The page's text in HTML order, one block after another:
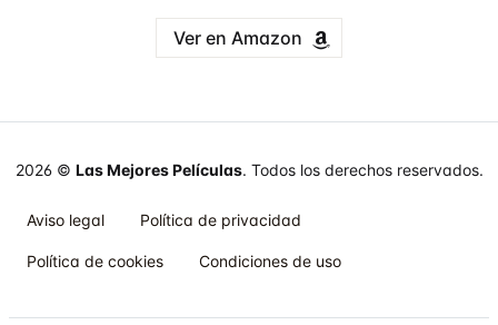
Ver en Amazon
2026 © Las Mejores Películas. Todos los derechos reservados.
Aviso legal Política de privacidad
Política de cookies Condiciones de uso